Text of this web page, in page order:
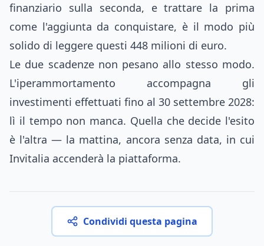
finanziario sulla seconda, e trattare la prima
come l'aggiunta da conquistare, è il modo più
solido di leggere questi 448 milioni di euro.
Le due scadenze non pesano allo stesso modo.
L'iperammortamento accompagna gli
investimenti effettuati fino al 30 settembre 2028:
lì il tempo non manca. Quella che decide l'esito
è l'altra — la mattina, ancora senza data, in cui
Invitalia accenderà la piattaforma.
Condividi questa pagina